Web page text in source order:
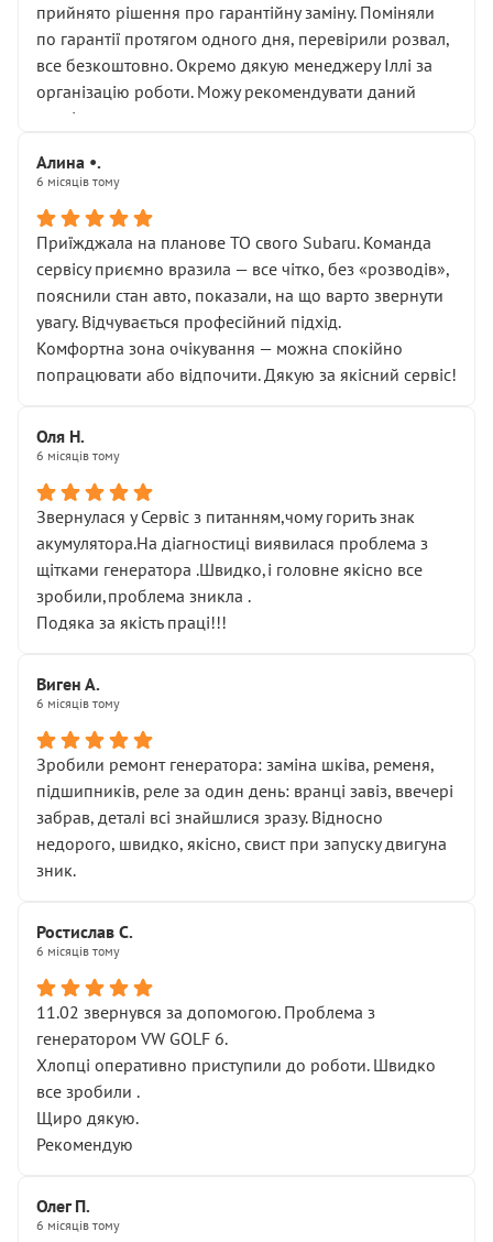
прийнято рішення про гарантійну заміну. Поміняли
по гарантії протягом одного дня, перевірили розвал,
все безкоштовно. Окремо дякую менеджеру Іллі за
організацію роботи. Можу рекомендувати даний
сервіс.
Алина •.
6 місяців тому
Приїжджала на планове ТО свого Subaru. Команда
сервісу приємно вразила — все чітко, без «розводів»,
пояснили стан авто, показали, на що варто звернути
увагу. Відчувається професійний підхід.
Комфортна зона очікування — можна спокійно
попрацювати або відпочити. Дякую за якісний сервіс!
Оля Н.
6 місяців тому
Звернулася у Сервіс з питанням,чому горить знак
акумулятора.На діагностиці виявилася проблема з
щітками генератора .Швидко,і головне якісно все
зробили,проблема зникла .
Подяка за якість праці!!!
Виген А.
6 місяців тому
Зробили ремонт генератора: заміна шківа, ременя,
підшипників, реле за один день: вранці завіз, ввечері
забрав, деталі всі знайшлися зразу. Відносно
недорого, швидко, якісно, свист при запуску двигуна
зник.
Ростислав С.
6 місяців тому
11.02 звернувся за допомогою. Проблема з
генератором VW GOLF 6.
Хлопці оперативно приступили до роботи. Швидко
все зробили .
Щиро дякую.
Рекомендую
Олег П.
6 місяців тому